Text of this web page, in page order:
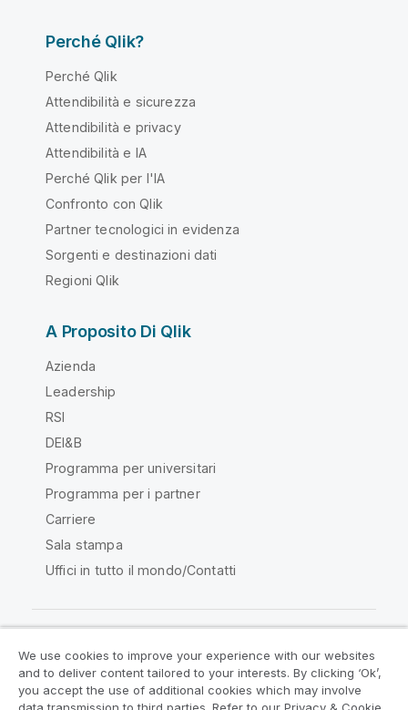
Perché Qlik?
Perché Qlik
Attendibilità e sicurezza
Attendibilità e privacy
Attendibilità e IA
Perché Qlik per l'IA
Confronto con Qlik
Partner tecnologici in evidenza
Sorgenti e destinazioni dati
Regioni Qlik
A Proposito Di Qlik
Azienda
Leadership
RSI
DEI&B
Programma per universitari
Programma per i partner
Carriere
Sala stampa
Uffici in tutto il mondo/Contatti
Qlik Community
We use cookies to improve your experience with our websites
and to deliver content tailored to your interests. By clicking ‘Ok’,
you accept the use of additional cookies which may involve